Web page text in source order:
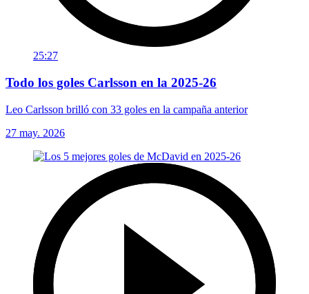
25:27
Todo los goles Carlsson en la 2025-26
Leo Carlsson brilló con 33 goles en la campaña anterior
27 may. 2026